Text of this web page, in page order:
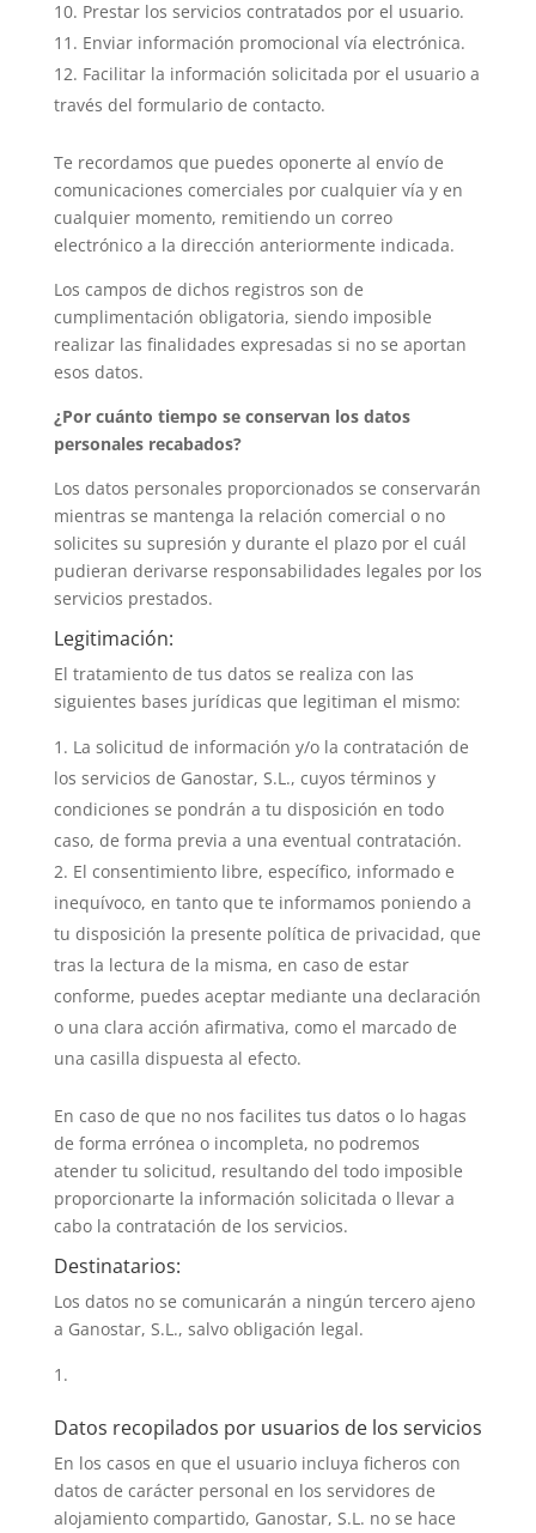
Prestar los servicios contratados por el usuario.
Enviar información promocional vía electrónica.
Facilitar la información solicitada por el usuario a
través del formulario de contacto.
Te recordamos que puedes oponerte al envío de
comunicaciones comerciales por cualquier vía y en
cualquier momento, remitiendo un correo
electrónico a la dirección anteriormente indicada.
Los campos de dichos registros son de
cumplimentación obligatoria, siendo imposible
realizar las finalidades expresadas si no se aportan
esos datos.
¿Por cuánto tiempo se conservan los datos
personales recabados?
Los datos personales proporcionados se conservarán
mientras se mantenga la relación comercial o no
solicites su supresión y durante el plazo por el cuál
pudieran derivarse responsabilidades legales por los
servicios prestados.
Legitimación:
El tratamiento de tus datos se realiza con las
siguientes bases jurídicas que legitiman el mismo:
La solicitud de información y/o la contratación de
los servicios de Ganostar, S.L., cuyos términos y
condiciones se pondrán a tu disposición en todo
caso, de forma previa a una eventual contratación.
El consentimiento libre, específico, informado e
inequívoco, en tanto que te informamos poniendo a
tu disposición la presente política de privacidad, que
tras la lectura de la misma, en caso de estar
conforme, puedes aceptar mediante una declaración
o una clara acción afirmativa, como el marcado de
una casilla dispuesta al efecto.
En caso de que no nos facilites tus datos o lo hagas
de forma errónea o incompleta, no podremos
atender tu solicitud, resultando del todo imposible
proporcionarte la información solicitada o llevar a
cabo la contratación de los servicios.
Destinatarios:
Los datos no se comunicarán a ningún tercero ajeno
a Ganostar, S.L., salvo obligación legal.
Datos recopilados por usuarios de los servicios
En los casos en que el usuario incluya ficheros con
datos de carácter personal en los servidores de
alojamiento compartido, Ganostar, S.L. no se hace